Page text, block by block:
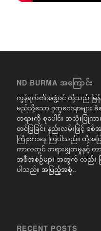
ND BURMA အကြောင်း
ကွန်ရက်၏အဖွဲ့ဝင် တို့သည် မြန်မ
မည်သို့သော ဒုက္ခဝေဒနာများ
တရားကို စုပေါင်း အသုံးပြု
တင်ပြခြင်း နည်းလမ်းဖြင့် စ
ကြိုးစားနေ ကြပါသည်။ ထို့အပ
ကာလတွင် တရားမျှတမှုနှင့် တ
အစီအစဉ်များ အတွက် လည်း က
ပါသည်။ အပြည့်အစုံ..
RECENT POSTS